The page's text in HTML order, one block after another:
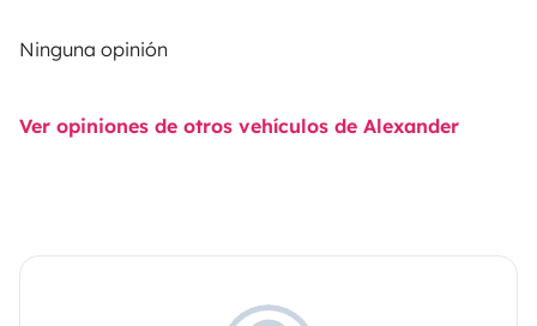
Ninguna opinión
Ver opiniones de otros vehículos de Alexander